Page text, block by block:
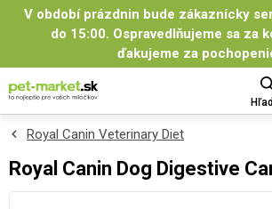
V období prázdnin bude zákaznícky
do 15:00. Ospravedlňujeme sa za
ďakujeme za
Royal Canin Veterinary Diet
Royal Canin Dog Digestive